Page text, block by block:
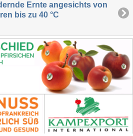
Ernte angesichts von
bis zu 40 °C